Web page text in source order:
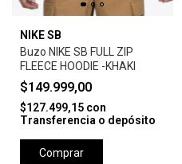
NIKE SB
Buzo NIKE SB FULL ZIP
FLEECE HOODIE -KHAKI
$149.999,00
$127.499,15 con
Transferencia o depósito
Comprar